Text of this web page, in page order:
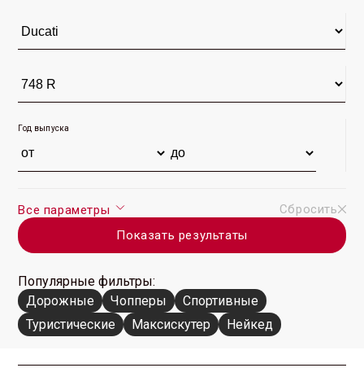
Год выпуска
Все параметры
Сбросить
Показать результаты
Популярные фильтры:
Дорожные
Чопперы
Спортивные
Туристические
Максискутер Нейкед